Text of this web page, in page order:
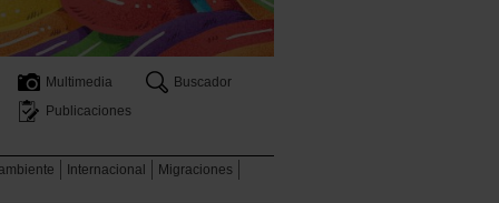
Multimedia
Buscador
Publicaciones
Internacional
Migraciones